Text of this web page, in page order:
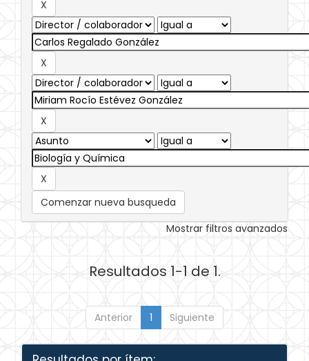
Comenzar nueva busqueda
Mostrar filtros avanzados
Resultados 1-1 de 1.
Anterior 1 Siguiente